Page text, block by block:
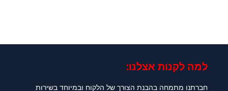
למה לקנות אצלנו:​
חברתנו מתמחה בהבנת הצורך של הלקוח ובמיוחד בשירות